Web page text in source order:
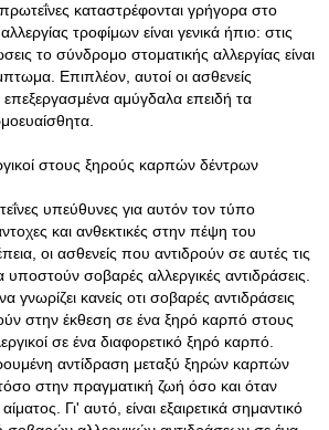
καταστρέφονται γρήγορα στο
τροφίμων είναι γενικά ήπιο: στις
το σύνδρομο στοματικής αλλεργίας είναι
Επιπλέον, αυτοί οι ασθενείς
επεξεργασμένα αμύγδαλα επειδή τα
στους ξηρούς καρπών δέντρων
υπεύθυνες για αυτόν τον τύπο
και ανθεκτικές στην πέψη του
οι ασθενείς που αντιδρούν σε αυτές τις
σοβαρές αλλεργικές αντιδράσεις.
γνωρίζει κανείς οτι σοβαρές αντιδράσεις
στην έκθεση σε ένα ξηρό καρπό στους
σε ένα διαφορετικό ξηρό καρπό.
αντίδραση μεταξύ ξηρών καρπών
στην πραγματική ζωή όσο και όταν
Γι' αυτό, είναι εξαιρετικά σημαντικό